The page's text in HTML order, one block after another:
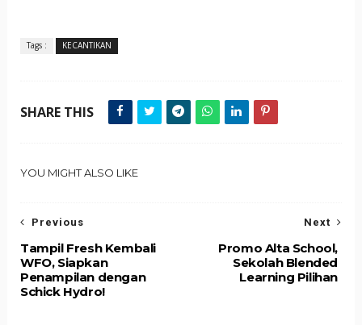
Tags : KECANTIKAN
SHARE THIS
YOU MIGHT ALSO LIKE
Next
Promo Alta School,
Sekolah Blended
Learning Pilihan
Previous
Tampil Fresh Kembali
WFO, Siapkan
Penampilan dengan
Schick Hydro!